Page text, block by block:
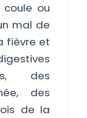
ou
mal de
fièvre et
des
des
de la